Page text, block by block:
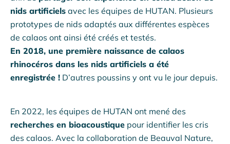
nids artificiels avec les équipes de HUTAN. Plusieurs
prototypes de nids adaptés aux différentes espèces
de calaos ont ainsi été créés et testés.
En 2018, une première naissance de calaos
rhinocéros dans les nids artificiels a été
enregistrée ! D’autres poussins y ont vu le jour depuis.
En 2022, les équipes de HUTAN ont mené des
recherches en bioacoustique pour identifier les cris
des calaos. Avec la collaboration de Beauval Nature,